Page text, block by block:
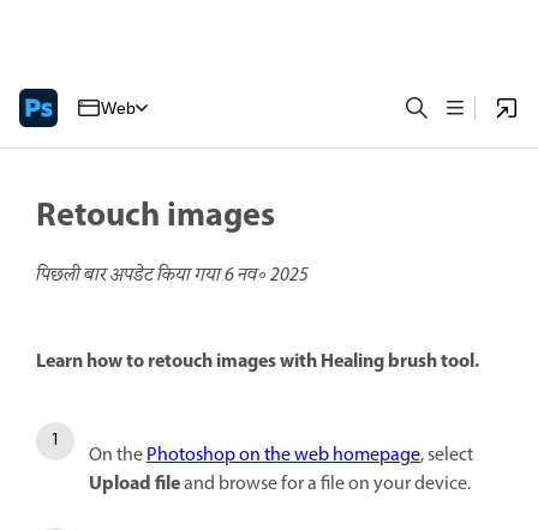
Web
Retouch images
पिछली बार अपडेट किया गया6 नव॰ 2025
Learn how to retouch images with Healing brush tool.
On thePhotoshop on the web homepage, select
Upload fileand browse for a file on your device.